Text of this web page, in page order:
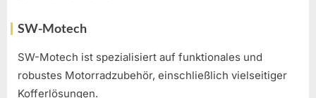
SW-Motech
SW-Motech ist spezialisiert auf funktionales und
robustes Motorradzubehör, einschließlich vielseitiger
Kofferlösungen.